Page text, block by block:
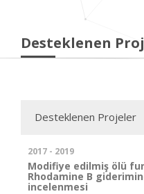
Desteklenen
Desteklenen Projeler
2017 - 2019
Modifiye edilmiş ölü
Rhodamine B
incelenmesi